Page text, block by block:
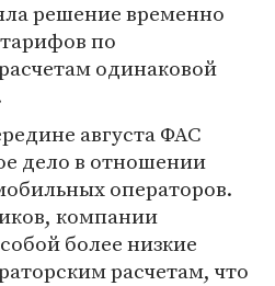
решение временно
по
одинаковой
августа ФАС
дело в отношении
операторов.
компании
более низкие
расчетам, что